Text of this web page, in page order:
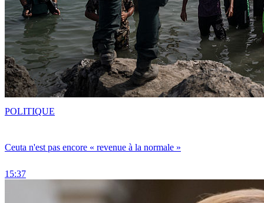
Ceuta n'est pas encore « revenue à la normale »
15:37
POLITIQUE